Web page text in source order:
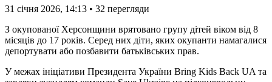
31 січня 2026, 14:13 • 32 перегляди
З окупованої Херсонщини врятовано групу дітей віком від 8
місяців до 17 років. Серед них діти, яких окупанти намагалися
депортувати або позбавити батьківських прав.
У межах ініціативи Президента України Bring Kids Back UA та